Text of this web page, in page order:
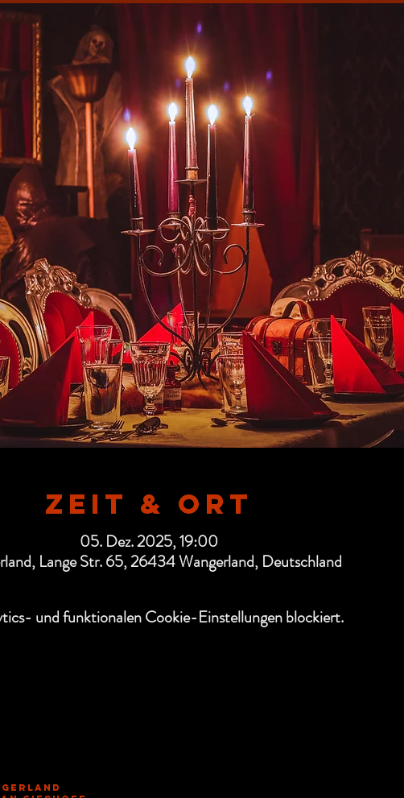
Zeit & Ort
05. Dez. 2025, 19:00
Lange Str. 65, 26434 Wangerland, Deutschland
und funktionalen Cookie-Einstellungen blockiert.